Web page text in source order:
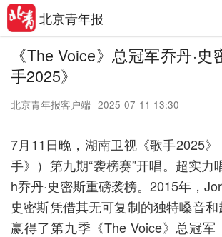
北京青年报
《The Voice》总冠军乔丹·
手2025》
北京青年报客户端 2025-07-11 13:30
7月11日晚，湖南卫视《歌手2025
手》）第九期“袭榜赛”开唱。超实力
h乔丹·史密斯重磅袭榜。2015年，
史密斯凭借其无可复制的独特嗓音
赢得了第九季《The Voice》总冠军